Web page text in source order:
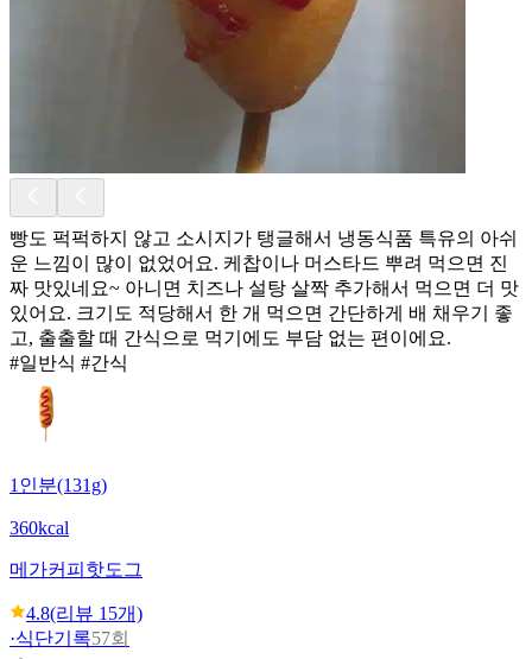
빵도 퍽퍽하지 않고 소시지가 탱글해서 냉동식품 특유의 아쉬
운 느낌이 많이 없었어요. 케찹이나 머스타드 뿌려 먹으면 진
짜 맛있네요~ 아니면 치즈나 설탕 살짝 추가해서 먹으면 더 맛
있어요. 크기도 적당해서 한 개 먹으면 간단하게 배 채우기 좋
고, 출출할 때 간식으로 먹기에도 부담 없는 편이에요.
#일반식 #간식
1인분(131g)
360kcal
메가커피 핫도그
4.8(리뷰 15개)
·식단기록57회